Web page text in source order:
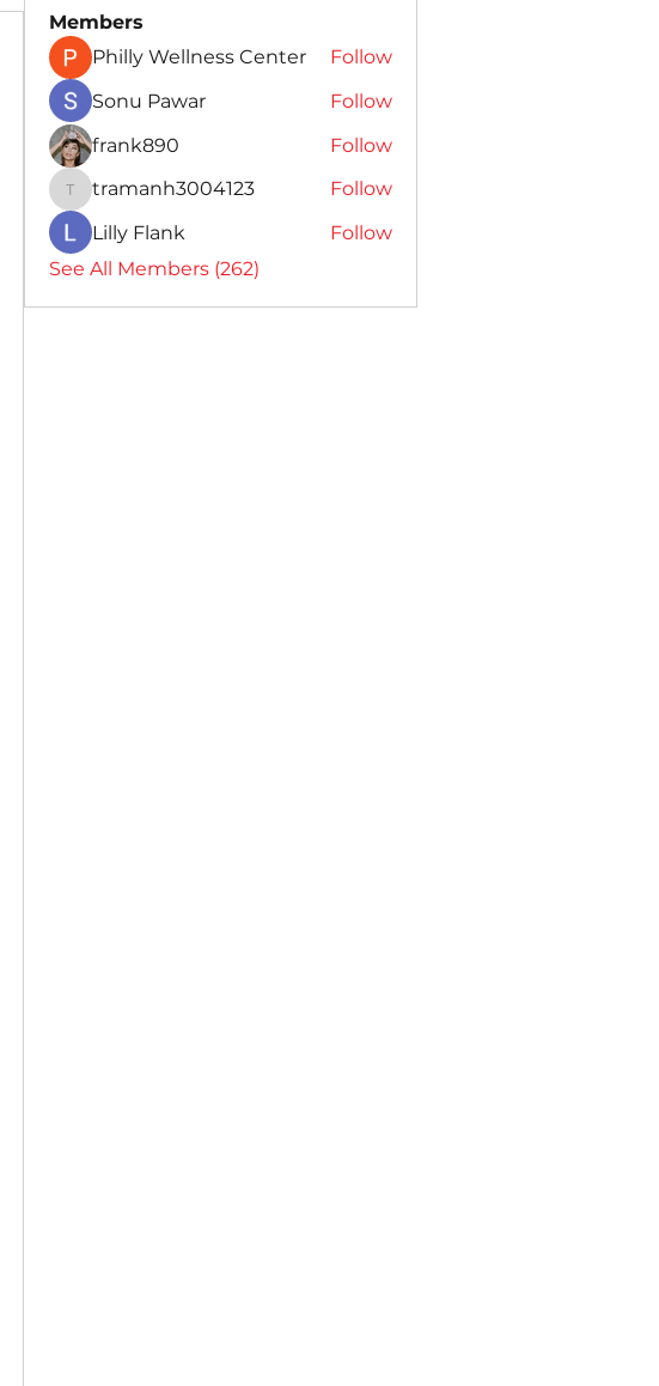
Members
Philly Wellness Center
Follow
Sonu Pawar
Follow
frank890
Follow
tramanh3004123
tramanh3004123
Follow
Lilly Flank
Follow
See All Members (262)